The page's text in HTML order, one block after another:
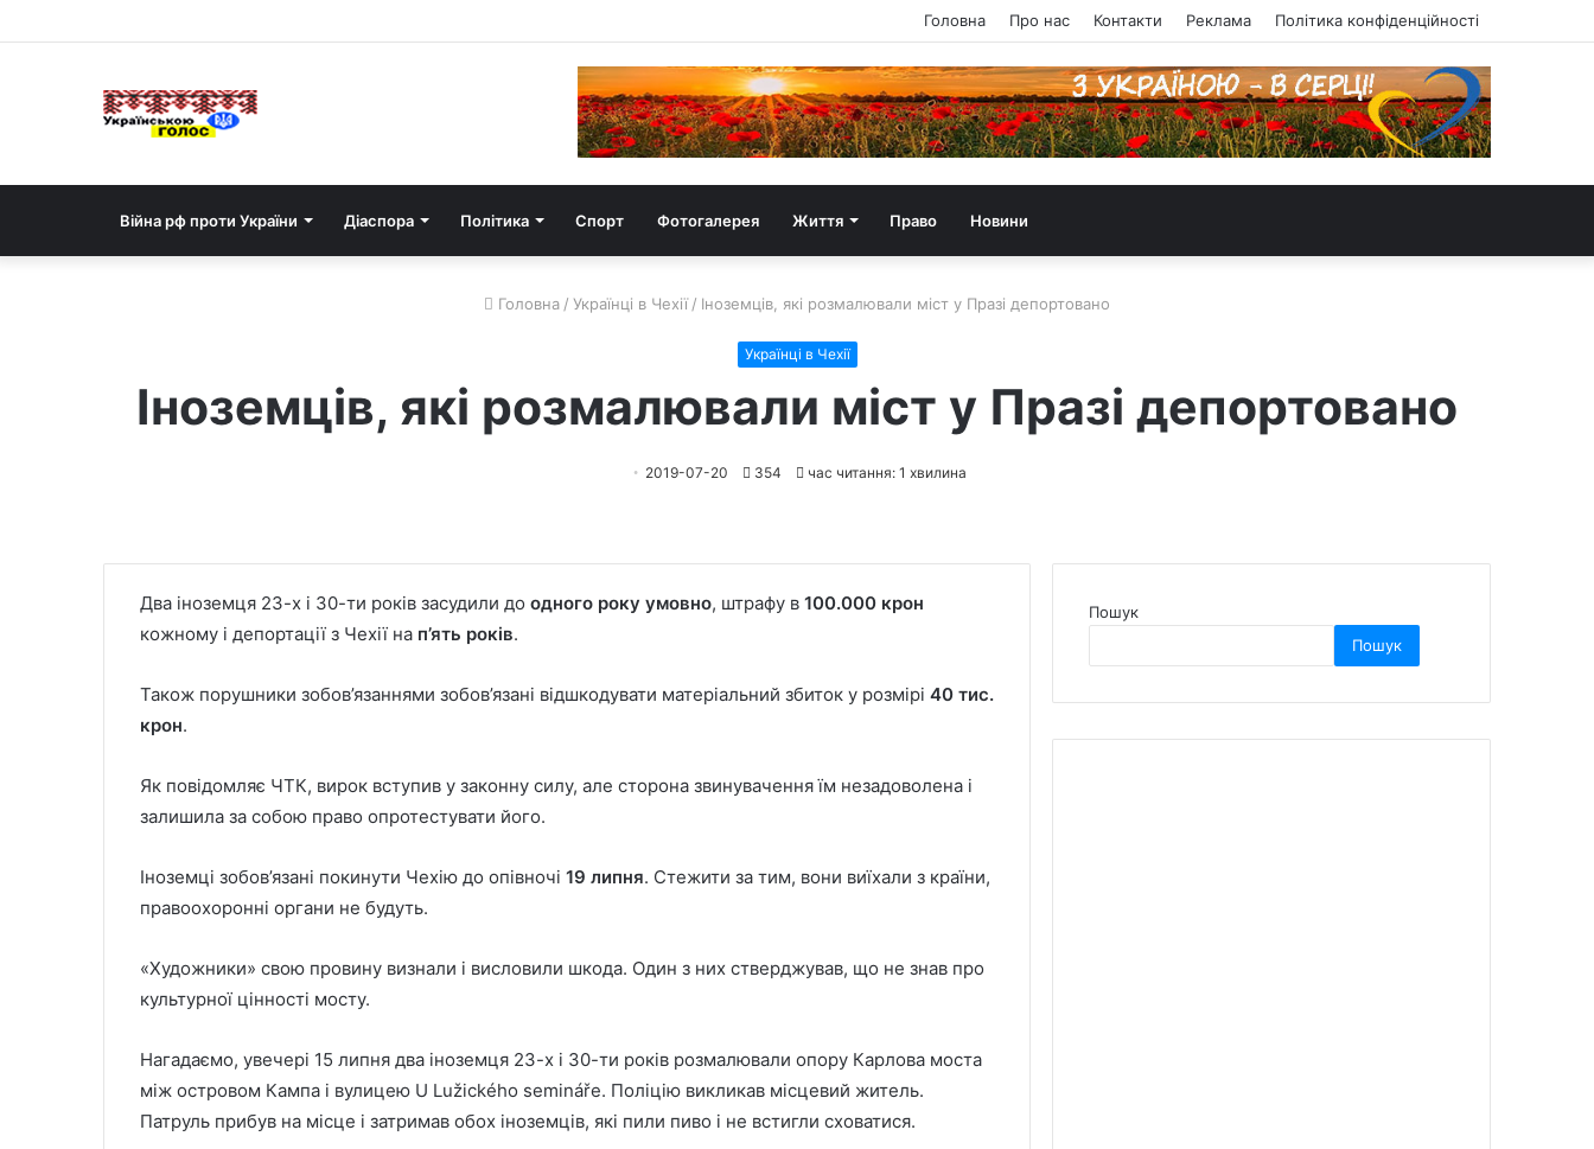
Головна Про нас Контакти Реклама Політика конфіденційності
Війна рф проти України Діаспора Політика Спорт Фотогалерея Життя Право Новини
Головна / Українці в Чехії / Іноземців, які розмалювали міст у Празі депортовано
Українці в Чехії
Іноземців, які розмалювали міст у Празі депортовано
2019-07-20 354 час читання: 1 хвилина
Два іноземця 23-х і 30-ти років засудили до одного року умовно, штрафу в 100.000 крон
кожному і депортації з Чехії на п’ять років.
Також порушники зобов’язаннями зобов’язані відшкодувати матеріальний збиток у розмірі 40 тис.
крон.
Як повідомляє ЧТК, вирок вступив у законну силу, але сторона звинувачення їм незадоволена і
залишила за собою право опротестувати його.
Іноземці зобов’язані покинути Чехію до опівночі 19 липня. Стежити за тим, вони виїхали з країни,
правоохоронні органи не будуть.
«Художники» свою провину визнали і висловили шкода. Один з них стверджував, що не знав про
культурної цінності мосту.
Нагадаємо, увечері 15 липня два іноземця 23-х і 30-ти років розмалювали опору Карлова моста
між островом Кампа і вулицею U Lužického semináře. Поліцію викликав місцевий житель.
Патруль прибув на місце і затримав обох іноземців, які пили пиво і не встигли сховатися.
Пошук
Пошук